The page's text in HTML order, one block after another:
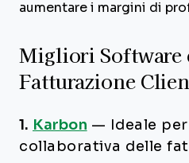
aumentare i margini di
Migliori Software
Fatturazione
1. Karbon —
Ideale
collaborativa delle